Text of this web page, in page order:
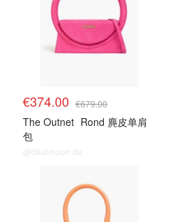
€374.00 €679.00
The Outnet Rond 麂皮单肩
包
@dealmoon.de